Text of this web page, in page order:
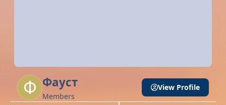
Фауст
Members
View Profile